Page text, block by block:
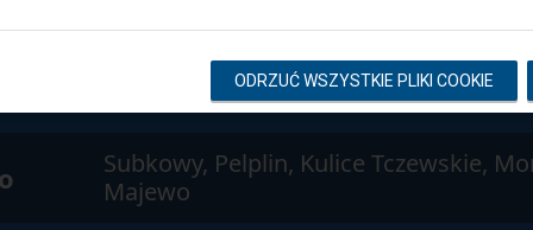
Tczew, Pszczółki, Gdańsk Główny,
Subkowy, Pelplin, Kulice Tczewskie,
Majewo
ODRZUĆ WSZYSTKIE PLIKI COOKIE